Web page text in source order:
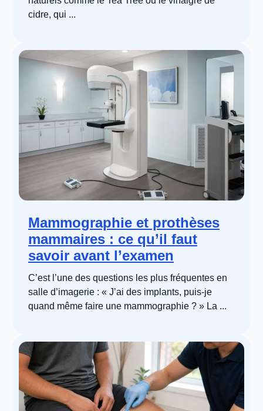
cidre, qui ...
Mammographie et prothèses
mammaires : ce qu’il faut
savoir avant l’examen
C’est l’une des questions les plus fréquentes en
salle d’imagerie : « J’ai des implants, puis-je
quand même faire une mammographie ? » La ...